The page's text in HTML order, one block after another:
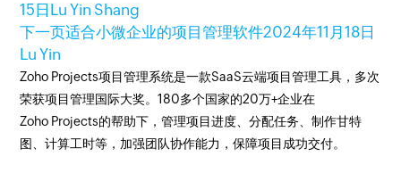
15日 Lu Yin Shang
下一页适合小微企业的项目管理软件2024年11月18日
Lu Yin
Zoho Projects项目管理系统是一款SaaS云端项目管理工具，多次
荣获项目管理国际大奖。180多个国家的20万+企业在
Zoho Projects的帮助下，管理项目进度、分配任务、制作甘特
图、计算工时等，加强团队协作能力，保障项目成功交付。